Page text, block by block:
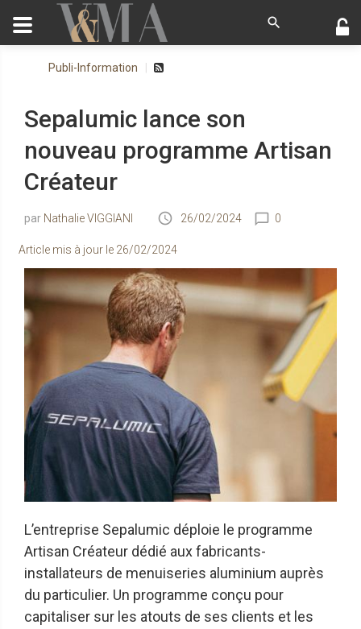
Publi-Information
Sepalumic lance son
nouveau programme Artisan
Créateur
Nathalie VIGGIANI 26/02/2024 0
Article mis à jour le 26/02/2024
L’entreprise Sepalumic déploie le programme
Artisan Créateur dédié aux fabricants-
installateurs de menuiseries aluminium auprès
du particulier. Un programme conçu pour
capitaliser sur les atouts de ses clients et les